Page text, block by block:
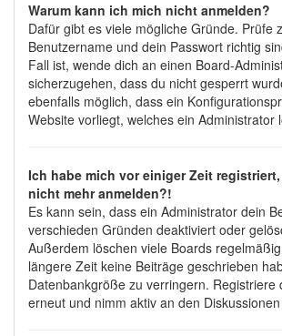
Warum kann ich mich nicht anmelden?
Dafür gibt es viele mögliche Gründe. Prüfe
Benutzername und dein Passwort richtig
Fall ist, wende dich an einen Board-
sicherzugehen, dass du nicht gesperrt
ebenfalls möglich, dass ein
Website vorliegt, welches ein Administrator
Ich habe mich vor einiger Zeit
nicht mehr anmelden?!
Es kann sein, dass ein Administrator dein
verschieden Gründen deaktiviert oder
Außerdem löschen viele Boards
längere Zeit keine Beiträge geschrieben
Datenbankgröße zu verringern. Registriere
erneut und nimm aktiv an den